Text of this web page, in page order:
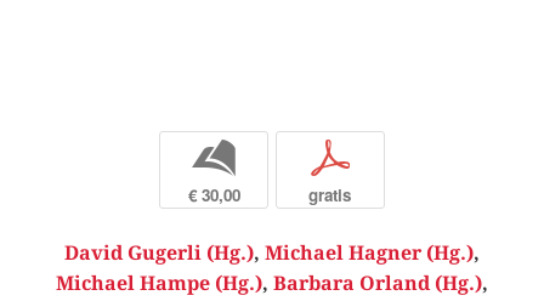
b
€ 30,00
p
gratis
David Gugerli (Hg.), Michael Hagner (Hg.),
Michael Hampe (Hg.), Barbara Orland (Hg.),